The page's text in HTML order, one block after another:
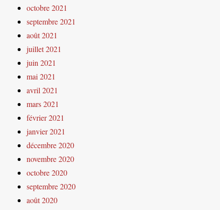
octobre 2021
septembre 2021
août 2021
juillet 2021
juin 2021
mai 2021
avril 2021
mars 2021
février 2021
janvier 2021
décembre 2020
novembre 2020
octobre 2020
septembre 2020
août 2020